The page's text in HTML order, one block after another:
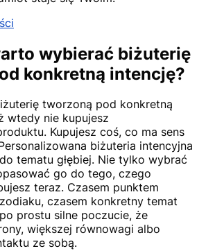
wybierać biżuterię
konkretną intencję?
tworzoną pod konkretną
wtedy nie kupujesz
Kupujesz coś, co ma sens
biżuteria intencyjna
tematu głębiej. Nie tylko wybrać
go do tego, czego
teraz. Czasem punktem
czasem konkretny temat
prostu silne poczucie, że
większej równowagi albo
ze sobą.